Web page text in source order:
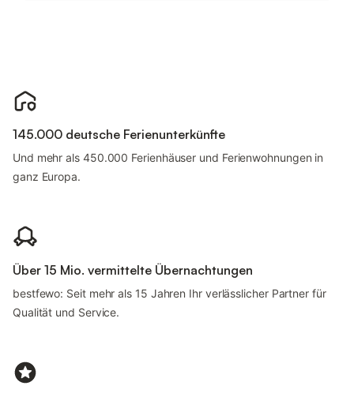
145.000 deutsche Ferienunterkünfte
Und mehr als 450.000 Ferienhäuser und Ferienwohnungen in
ganz Europa.
Über 15 Mio. vermittelte Übernachtungen
bestfewo: Seit mehr als 15 Jahren Ihr verlässlicher Partner für
Qualität und Service.